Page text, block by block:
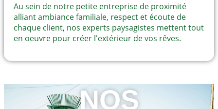
Au sein de notre petite entreprise de proximité
alliant ambiance familiale, respect et écoute de
chaque client, nos experts paysagistes mettent tout
en oeuvre pour créer l'extérieur de vos rêves.
NOS